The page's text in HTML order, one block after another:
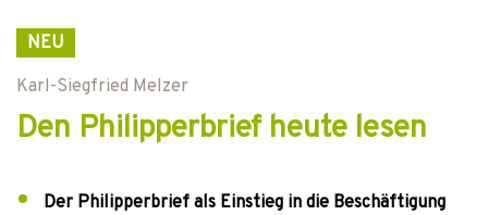
NEU
Karl-Siegfried Melzer
Den Philipperbrief heute lesen
Der Philipperbrief als Einstieg in die Beschäftigung